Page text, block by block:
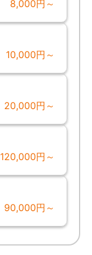
8,000円～
10,000円～
20,000円～
120,000円～
90,000円～